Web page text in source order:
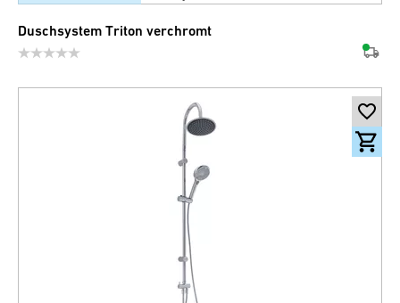
Duschsystem Triton verchromt